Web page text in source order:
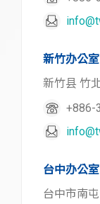
新竹办公室
新竹县 竹
+886-
台中办公室
台中市南